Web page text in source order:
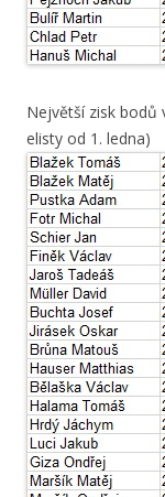
Největší zisk bodů
elisty od 1. ledna)